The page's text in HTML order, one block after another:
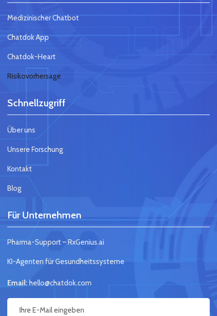
Medizinischer Chatbot
Chatdok App
Chatdok-Heart
Risikovorhersage
Schnellzugriff
Über uns
Unsere Forschung
Kontakt
Blog
Für Unternehmen
Pharma-Support – RxGenius.ai
KI-Agenten für Gesundheitssysteme
Email: hello@chatdok.com